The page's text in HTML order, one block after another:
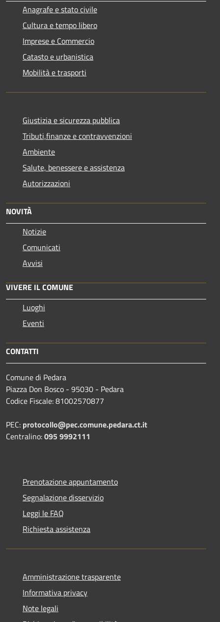
Anagrafe e stato civile
Cultura e tempo libero
Imprese e Commercio
Catasto e urbanistica
Mobilità e trasporti
Giustizia e sicurezza pubblica
Tributi,finanze e contravvenzioni
Ambiente
Salute, benessere e assistenza
Autorizzazioni
NOVITÀ
Notizie
Comunicati
Avvisi
VIVERE IL COMUNE
Luoghi
Eventi
CONTATTI
Comune di Pedara
Piazza Don Bosco - 95030 - Pedara
Codice Fiscale: 81002570877
PEC: protocollo@pec.comune.pedara.ct.it
Centralino:095 9992111
Prenotazione appuntamento
Segnalazione disservizio
Leggi le FAQ
Richiesta assistenza
Amministrazione trasparente
Informativa privacy
Note legali